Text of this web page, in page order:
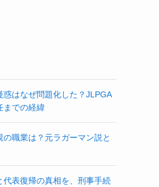
惑はなぜ問題化した？JLPGA
までの経緯
の職業は？元ラガーマン説と
代表復帰の真相を、刑事手続